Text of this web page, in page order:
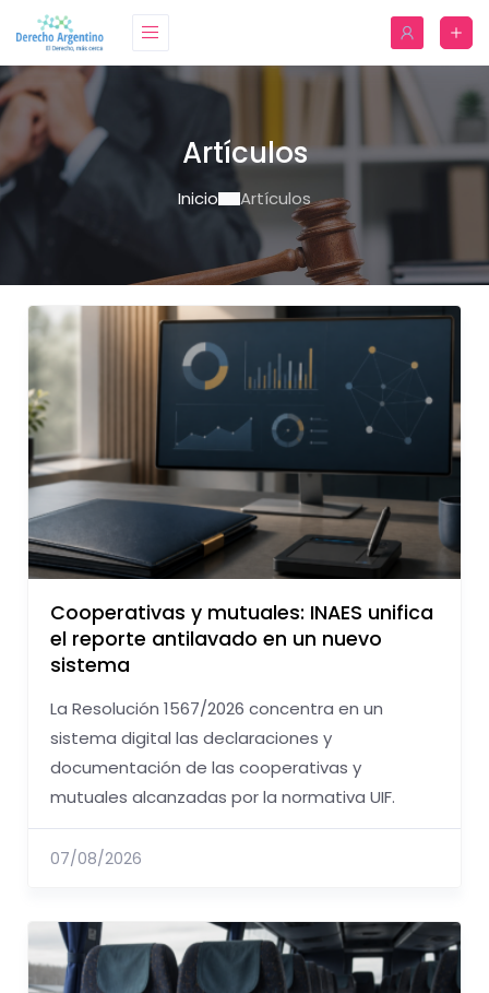
Artículos
Inicio Artículos
Cooperativas y mutuales: INAES unifica
el reporte antilavado en un nuevo
sistema
La Resolución 1567/2026 concentra en un
sistema digital las declaraciones y
documentación de las cooperativas y
mutuales alcanzadas por la normativa UIF.
07/08/2026